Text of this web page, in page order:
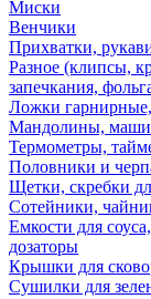
Миски
Венчики
Прихватки,
Разное (клипсы,
запечкания,
Ложки гарнирные,
Мандолины,
Термометры,
Половники и
Щетки, скребки
Сотейники,
Емкости для
дозаторы
Крышки для
Сушилки для